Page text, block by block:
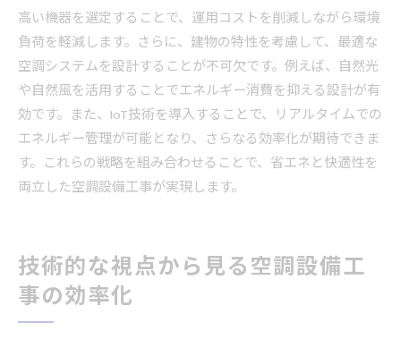
高い機器を選定することで、運用コストを削減しながら環境
負荷を軽減します。さらに、建物の特性を考慮して、最適な
空調システムを設計することが不可欠です。例えば、自然光
や自然風を活用することでエネルギー消費を抑える設計が有
効です。また、IoT技術を導入することで、リアルタイムでの
エネルギー管理が可能となり、さらなる効率化が期待できま
す。これらの戦略を組み合わせることで、省エネと快適性を
両立した空調設備工事が実現します。
技術的な視点から見る空調設備工
事の効率化